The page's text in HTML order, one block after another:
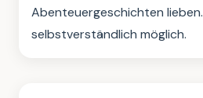
Abenteuergeschichten
selbstverständlich möglich.